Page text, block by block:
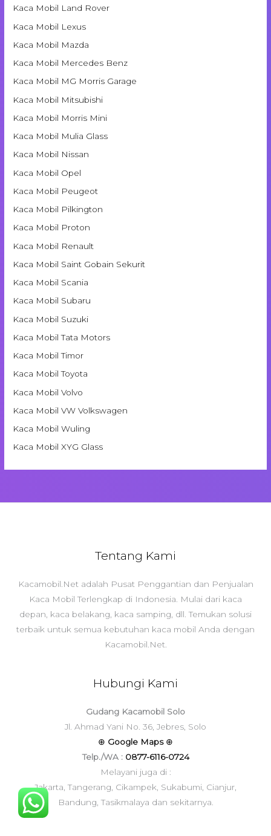
Kaca Mobil Land Rover
Kaca Mobil Lexus
Kaca Mobil Mazda
Kaca Mobil Mercedes Benz
Kaca Mobil MG Morris Garage
Kaca Mobil Mitsubishi
Kaca Mobil Morris Mini
Kaca Mobil Mulia Glass
Kaca Mobil Nissan
Kaca Mobil Opel
Kaca Mobil Peugeot
Kaca Mobil Pilkington
Kaca Mobil Proton
Kaca Mobil Renault
Kaca Mobil Saint Gobain Sekurit
Kaca Mobil Scania
Kaca Mobil Subaru
Kaca Mobil Suzuki
Kaca Mobil Tata Motors
Kaca Mobil Timor
Kaca Mobil Toyota
Kaca Mobil Volvo
Kaca Mobil VW Volkswagen
Kaca Mobil Wuling
Kaca Mobil XYG Glass
Tentang Kami
Kacamobil.Net adalah Pusat Penggantian dan Penjualan
Kaca Mobil Terlengkap di Indonesia. Mulai dari kaca
depan, kaca belakang, kaca samping, dll. Temukan solusi
terbaik untuk semua kebutuhan kaca mobil Anda dengan
Kacamobil.Net.
Hubungi Kami
Gudang Kacamobil Solo
Jl. Ahmad Yani No. 36, Jebres, Solo
⊕ Google Maps ⊕
Telp./WA : 0877-6116-0724
Melayani juga di :
Jakarta, Tangerang, Cikampek, Sukabumi, Cianjur,
Bandung, Tasikmalaya dan sekitarnya.